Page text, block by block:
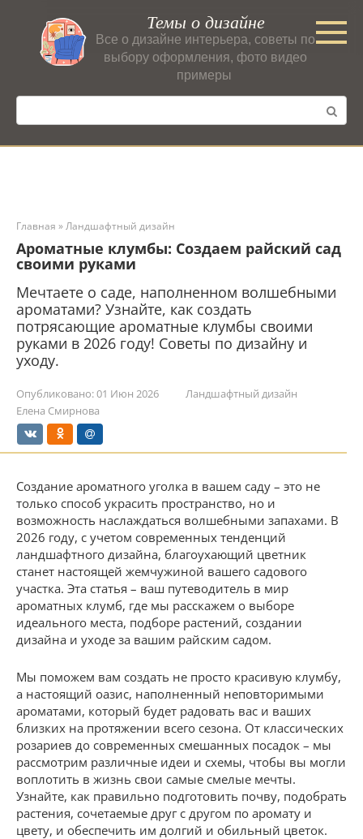
контенту
Темы о дизайне
Все о дизайне интерьера, советы по
выбору оформления, фото видео
примеры
Поиск:
Главная »Ландшафтный дизайн
Ароматные клумбы: Создаем райский сад
своими руками
Мечтаете о саде, наполненном волшебными
ароматами? Узнайте, как создать
потрясающие ароматные клумбы своими
руками в 2026 году! Советы по дизайну и
уходу.
Опубликовано:01 Июн 2026
Ландшафтный дизайн
Елена Смирнова
Создание ароматного уголка в вашем саду – это не
только способ украсить пространство, но и
возможность наслаждаться волшебными запахами. В
2026 году, с учетом современных тенденций
ландшафтного дизайна, благоухающий цветник
станет настоящей жемчужиной вашего садового
участка. Эта статья – ваш путеводитель в мир
ароматных клумб, где мы расскажем о выборе
идеального места, подборе растений, создании
дизайна и уходе за вашим райским садом.
Мы поможем вам создать не просто красивую клумбу,
а настоящий оазис, наполненный неповторимыми
ароматами, который будет радовать вас и ваших
близких на протяжении всего сезона. От классических
розариев до современных смешанных посадок – мы
рассмотрим различные идеи и схемы, чтобы вы могли
воплотить в жизнь свои самые смелые мечты.
Узнайте, как правильно подготовить почву, подобрать
растения, сочетаемые друг с другом по аромату и
цвету, и обеспечить им долгий и обильный цветок.